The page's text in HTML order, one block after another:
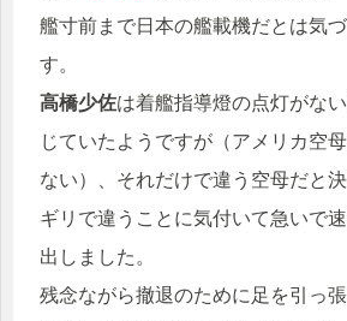
艦寸前まで日本の艦載機だとは気
す。
高橋少佐は着艦指導燈の点灯がな
じていたようですが（アメリカ空
ない）、それだけで違う空母だと
ギリで違うことに気付いて急いで
出しました。
残念ながら撤退のために足を引っ